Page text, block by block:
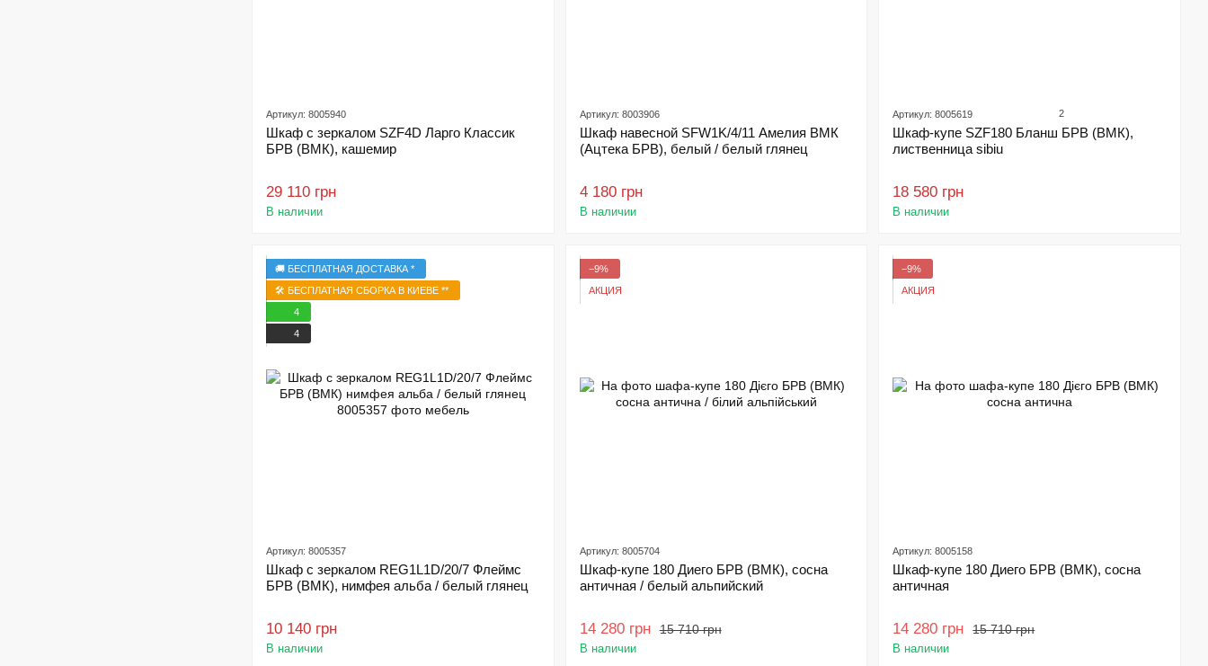
Артикул: 8005940
Шкаф с зеркалом SZF4D Ларго Классик
БРВ (ВМК), кашемир
29 110 грн
В наличии
Артикул: 8003906
Шкаф навесной SFW1K/4/11 Амелия ВМК
(Ацтека БРВ), белый / белый глянец
4 180 грн
В наличии
Артикул: 8005619 2
Шкаф-купе SZF180 Бланш БРВ (ВМК),
лиственница sibiu
18 580 грн
В наличии
🚚 БЕСПЛАТНАЯ ДОСТАВКА *
🛠️ БЕСПЛАТНАЯ СБОРКА В КИЕВЕ **
4
4
Артикул: 8005357
Шкаф с зеркалом REG1L1D/20/7 Флеймс
БРВ (ВМК), нимфея альба / белый глянец
10 140 грн
В наличии
−9%
АКЦИЯ
Артикул: 8005704
Шкаф-купе 180 Диего БРВ (ВМК), сосна
античная / белый альпийский
15 710 грн
14 280 грн
В наличии
−9%
АКЦИЯ
Артикул: 8005158
Шкаф-купе 180 Диего БРВ (ВМК), сосна
античная
15 710 грн
14 280 грн
В наличии